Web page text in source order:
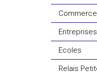
Entreprises
Ecoles
Relais